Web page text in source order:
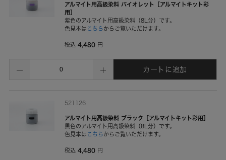
アルマイト用高級染料 バイオレット［アルマイトキット彩
用］
紫色のアルマイト用高級染料（8L分）です。
色見本は こちらからご覧いただけます。
税込 4,480 円
カートに追加
521126
アルマイト用高級染料 ブラック［アルマイトキット彩用］
黒色のアルマイト用高級染料（8L分）です。
色見本は こちらからご覧いただけます。
税込 4,480 円